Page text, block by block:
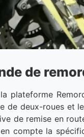
de
plateforme
deux-roues et
de remise en
compte la